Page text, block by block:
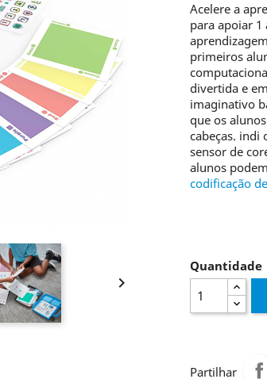

Acelere a
para apoiar 1
primeiros
divertida e
imaginativo
que os
cabeças. indi
sensor de
alunos
codificação
Quantidade
Partilhar